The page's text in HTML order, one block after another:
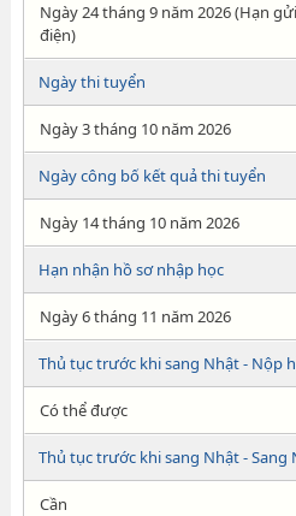
Ngày 24 tháng 9 năm 2026 (Hạn
điện)
Ngày thi tuyển
Ngày 3 tháng 10 năm 2026
Ngày công bố kết quả thi tuyển
Ngày 14 tháng 10 năm 2026
Hạn nhận hồ sơ nhập học
Ngày 6 tháng 11 năm 2026
Thủ tục trước khi sang Nhật - Nộp
Có thể được
Thủ tục trước khi sang Nhật - Sang
Cần